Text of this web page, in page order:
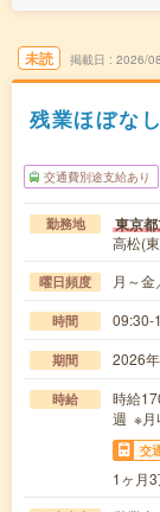
未読 掲載日 2026/
残業ほぼな
交通費別途支給あり
勤務地 東京
高松(
曜日頻度 月～金
時間 09:30-
期間 2026
時給
時給
週 ※月
交
1ヶ月